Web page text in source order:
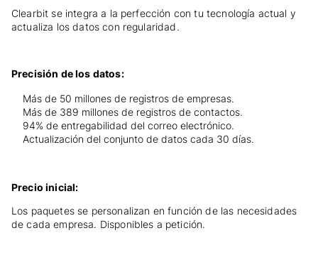
Clearbit se integra a la perfección con tu tecnología actual y
actualiza los datos con regularidad.
Precisión de los datos:
Más de 50 millones de registros de empresas.
Más de 389 millones de registros de contactos.
94% de entregabilidad del correo electrónico.
Actualización del conjunto de datos cada 30 días.
Precio inicial:
Los paquetes se personalizan en función de las necesidades
de cada empresa. Disponibles a petición.